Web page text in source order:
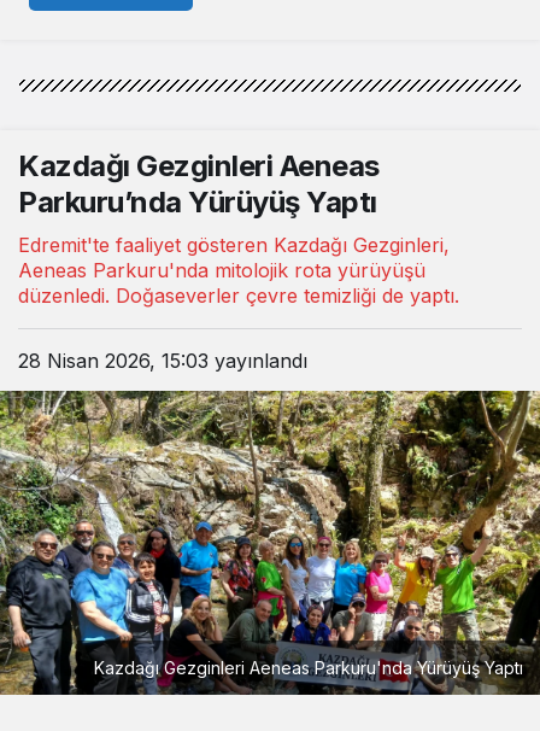
Kazdağı Gezginleri Aeneas
Parkuru’nda Yürüyüş Yaptı
Edremit'te faaliyet gösteren Kazdağı Gezginleri,
Aeneas Parkuru'nda mitolojik rota yürüyüşü
düzenledi. Doğaseverler çevre temizliği de yaptı.
28 Nisan 2026, 15:03 yayınlandı
Kazdağı Gezginleri Aeneas Parkuru'nda Yürüyüş Yaptı